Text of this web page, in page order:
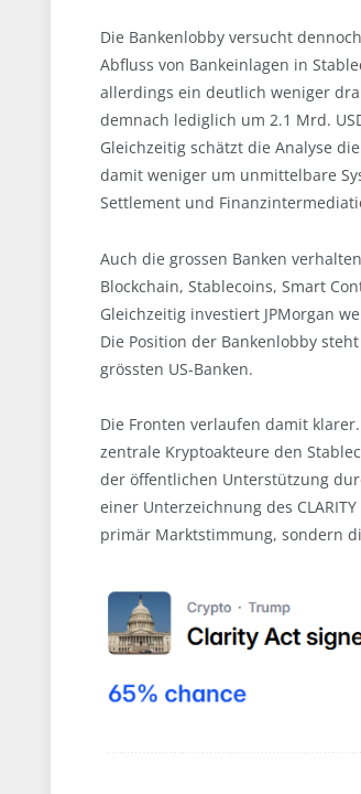
Die Bankenlobby versucht
Abfluss von Bankeinlagen in
allerdings ein deutlich weniger
demnach lediglich um 2.1 Mrd.
Gleichzeitig schätzt die Analyse
damit weniger um unmittelbare
Settlement und
Auch die grossen Banken
Blockchain, Stablecoins, Smart
Gleichzeitig investiert JPMorgan
Die Position der Bankenlobby
grössten US-Banken.
Die Fronten verlaufen damit
zentrale Kryptoakteure den
der öffentlichen Unterstützung
einer Unterzeichnung des
primär Marktstimmung, sondern